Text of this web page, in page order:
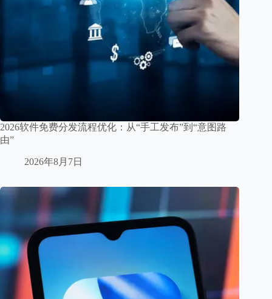
2026软件免费分发流程优化：从“手工发布”到“意图路
由”
2026年8月7日